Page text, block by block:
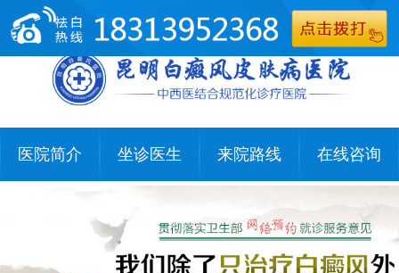
医院简介 坐诊医生 来院路线 在线咨询